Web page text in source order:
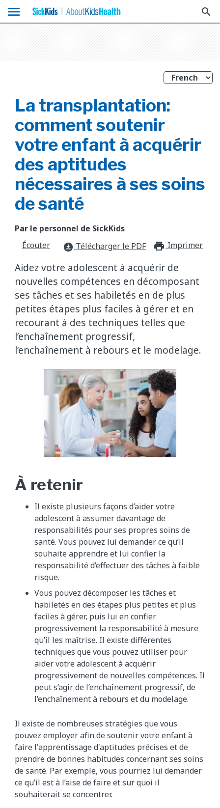
menu search
La transplantation:
comment soutenir
votre enfant à acquérir
des aptitudes
nécessaires à ses soins
de santé
Par le personnel de SickKids
Écouter
download_for_offline Télécharger le PDF Imprimer
Aidez votre adolescent à acquérir de
nouvelles compétences en décomposant
ses tâches et ses habiletés en de plus
petites étapes plus faciles à gérer et en
recourant à des techniques telles que
l’enchaînement progressif,
l’enchaînement à rebours et le modelage.
À retenir
Il existe plusieurs façons d’aider votre
adolescent à assumer davantage de
responsabilités pour ses propres soins de
santé. Vous pouvez lui demander ce qu’il
souhaite apprendre et lui confier la
responsabilité d’effectuer des tâches à faible
risque.
Vous pouvez décomposer les tâches et
habiletés en des étapes plus petites et plus
faciles à gérer, puis lui en confier
progressivement la responsabilité à mesure
qu’il les maîtrise. Il existe différentes
techniques que vous pouvez utiliser pour
aider votre adolescent à acquérir
progressivement de nouvelles compétences. Il
peut s’agir de l’enchaînement progressif, de
l’enchaînement à rebours et du modelage.
Il existe de nombreuses stratégies que vous
pouvez employer afin de soutenir votre enfant à
faire l'apprentissage d'aptitudes précises et de
prendre de bonnes habitudes concernant ses soins
de santé. Par exemple, vous pourriez lui demander
ce qu’il est à l’aise de faire et sur quoi il
souhaiterait se concentrer.